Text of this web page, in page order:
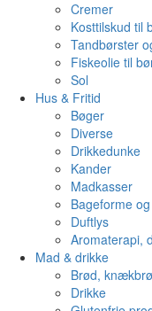
Cremer
Kosttilskud til
Tandbørster
Fiskeolie til
Sol
Hus & Fritid
Bøger
Diverse
Drikkedunke
Kander
Madkasser
Bageforme
Duftlys
Aromaterapi,
Mad & drikke
Brød,
Drikke